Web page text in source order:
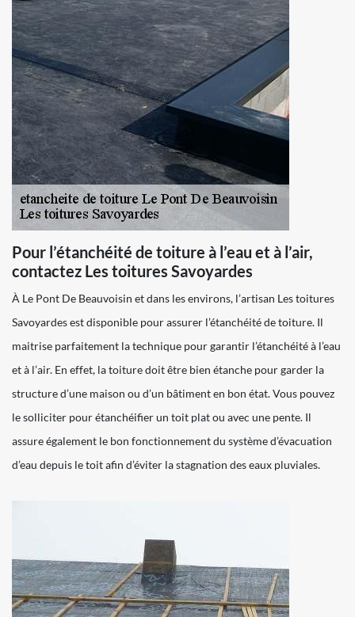
Pour l’étanchéité de toiture à l’eau et à l’air,
contactez Les toitures Savoyardes
À Le Pont De Beauvoisin et dans les environs, l’artisan Les toitures
Savoyardes est disponible pour assurer l’étanchéité de toiture. Il
maitrise parfaitement la technique pour garantir l’étanchéité à l’eau
et à l’air. En effet, la toiture doit être bien étanche pour garder la
structure d’une maison ou d’un bâtiment en bon état. Vous pouvez
le solliciter pour étanchéifier un toit plat ou avec une pente. Il
assure également le bon fonctionnement du système d’évacuation
d’eau depuis le toit afin d’éviter la stagnation des eaux pluviales.